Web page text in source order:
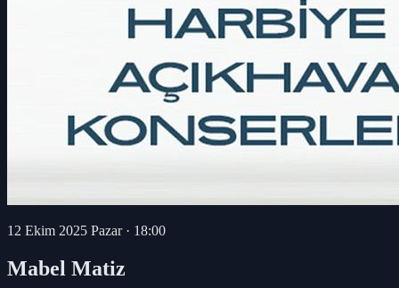
12 Ekim 2025 Pazar· 18:00
Mabel Matiz